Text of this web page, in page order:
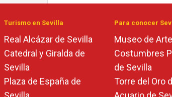
Turismo en Sevilla
Real Alcázar de Sevilla
Catedral y Giralda de
Sevilla
Plaza de España de
Para conocer
Museo de
Costumbres
de Sevilla
Torre del Oro